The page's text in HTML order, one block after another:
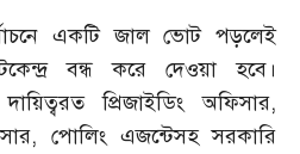
একটি জাল ভোট পড়লেই
বন্ধ করে দেওয়া হবে।
প্রিজাইডিং অফিসার,
পোলিং এজন্টেসহ সরকারি